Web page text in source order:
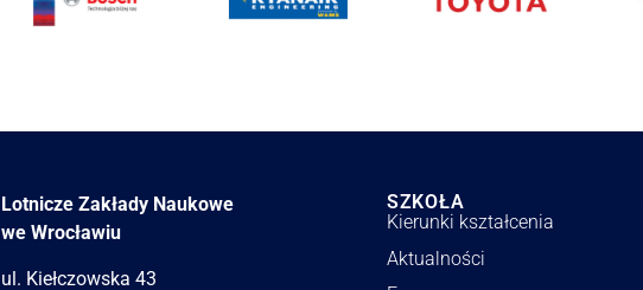
Lotnicze Zakłady Naukowe
we Wrocławiu
ul. Kiełczowska 43
SZKOŁA
Kierunki kształcenia
Aktualności